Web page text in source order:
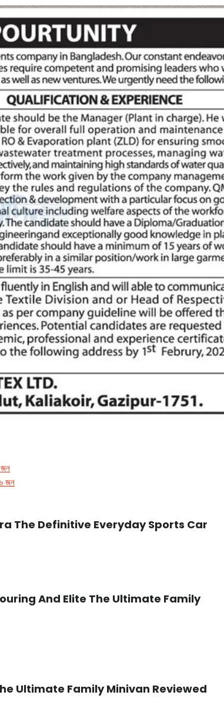
জন
জন
The Definitive Everyday Sports Car
And Elite The Ultimate Family
Ultimate Family Minivan Reviewed